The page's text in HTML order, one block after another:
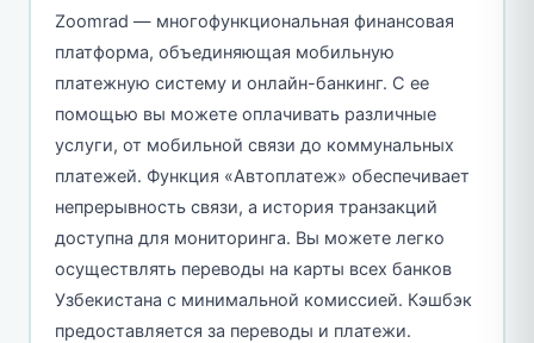
Zoomrad — многофункциональная финансовая
платформа, объединяющая мобильную
платежную систему и онлайн-банкинг. С ее
помощью вы можете оплачивать различные
услуги, от мобильной связи до коммунальных
платежей. Функция «Автоплатеж» обеспечивает
непрерывность связи, а история транзакций
доступна для мониторинга. Вы можете легко
осуществлять переводы на карты всех банков
Узбекистана с минимальной комиссией. Кэшбэк
предоставляется за переводы и платежи.